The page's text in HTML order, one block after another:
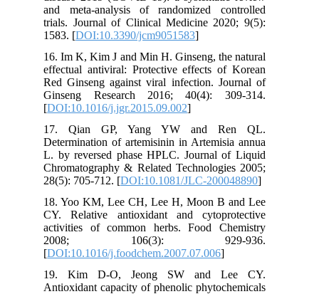
and meta-analysis of randomized controlled
trials. Journal of Clinical Medicine 2020; 9(5):
1583. [DOI:10.3390/jcm9051583
16. Im K, Kim J and Min H. Ginseng, the natural
effectual antiviral: Protective effects of Korean
Red Ginseng against viral infection. Journal of
Ginseng Research 2016; 40(4): 309-314.
[DOI:10.1016/j.jgr.2015.09.002
17. Qian GP, Yang YW and Ren QL.
Determination of artemisinin in Artemisia annua
L. by reversed phase HPLC. Journal of Liquid
Chromatography & Related Technologies 2005;
28(5): 705-712. [DOI:10.1081/JLC-200048890
18. Yoo KM, Lee CH, Lee H, Moon B and Lee
CY. Relative antioxidant and cytoprotective
activities of common herbs. Food Chemistry
2008; 106(3): 929-936.
[DOI:10.1016/j.foodchem.2007.07.006
19. Kim D-O, Jeong SW and Lee CY.
Antioxidant capacity of phenolic phytochemicals